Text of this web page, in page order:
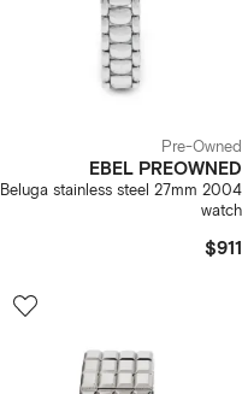
Pre-Owned
EBEL PREOWNED
2004 Beluga stainless steel 27mm
watch
$911